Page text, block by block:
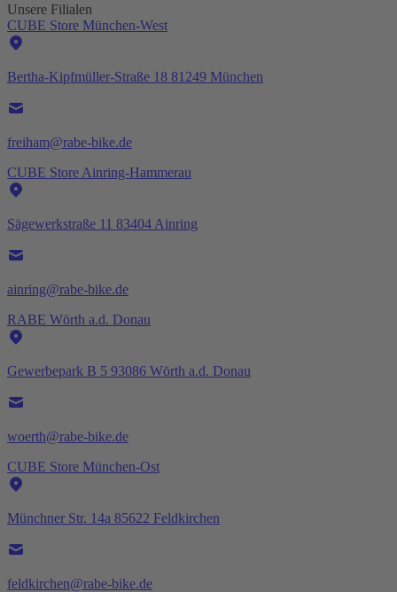
Unsere Filialen
CUBE Store München-West
Bertha-Kipfmüller-Straße 18 81249 München
freiham@rabe-bike.de
CUBE Store Ainring-Hammerau
Sägewerkstraße 11 83404 Ainring
ainring@rabe-bike.de
RABE Wörth a.d. Donau
Gewerbepark B 5 93086 Wörth a.d. Donau
woerth@rabe-bike.de
CUBE Store München-Ost
Münchner Str. 14a 85622 Feldkirchen
feldkirchen@rabe-bike.de